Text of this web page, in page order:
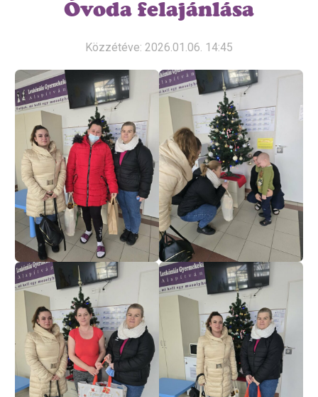
Óvoda felajánlása
Közzétéve: 2026.01.06. 14:45